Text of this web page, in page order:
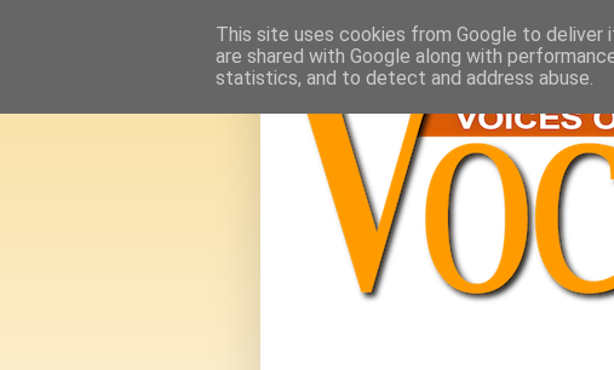
This site uses cookies from Google to deliver
are shared with Google along with
statistics, and to detect and address abuse.